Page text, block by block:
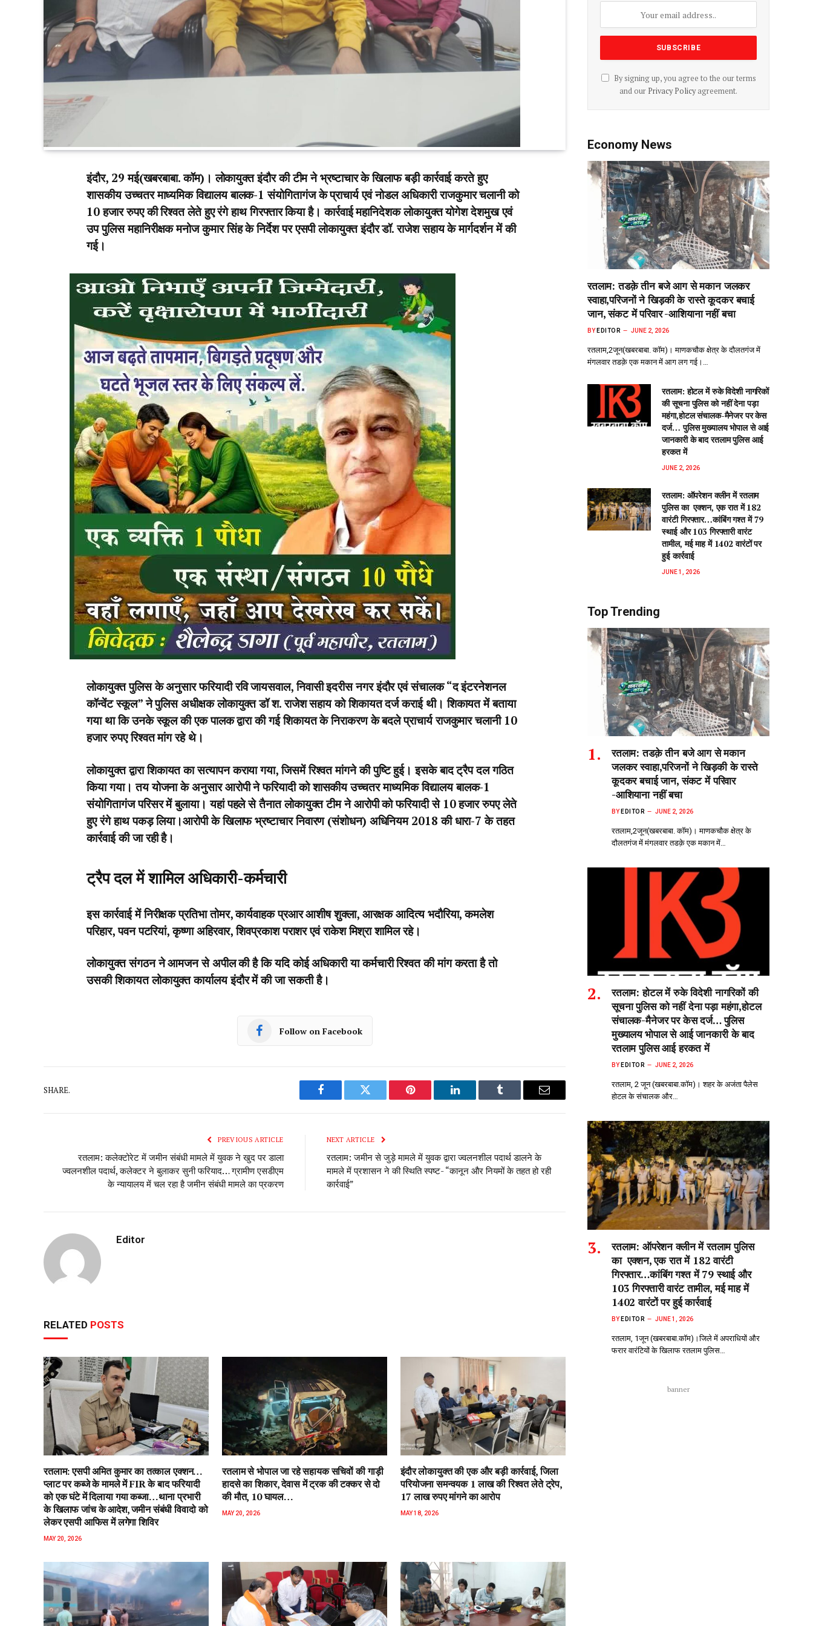
इंदौर, 29 मई(खबरबाबा. कॉम)। लोकायुक्त इंदौर की टीम ने भ्रष्टाचार के खिलाफ बड़ी कार्रवाई करते हुए
शासकीय उच्चतर माध्यमिक विद्यालय बालक-1 संयोगितागंज के प्राचार्य एवं नोडल अधिकारी राजकुमार चलानी को
10 हजार रुपए की रिश्वत लेते हुए रंगे हाथ गिरफ्तार किया है। कार्रवाई महानिदेशक लोकायुक्त योगेश देशमुख एवं
उप पुलिस महानिरीक्षक मनोज कुमार सिंह के निर्देश पर एसपी लोकायुक्त इंदौर डॉ. राजेश सहाय के मार्गदर्शन में की
गई।
लोकायुक्त पुलिस के अनुसार फरियादी रवि जायसवाल, निवासी इदरीस नगर इंदौर एवं संचालक “द इंटरनेशनल
कॉन्वेंट स्कूल” ने पुलिस अधीक्षक लोकायुक्त डॉ श. राजेश सहाय को शिकायत दर्ज कराई थी। शिकायत में बताया
गया था कि उनके स्कूल की एक पालक द्वारा की गई शिकायत के निराकरण के बदले प्राचार्य राजकुमार चलानी 10
हजार रुपए रिश्वत मांग रहे थे।
लोकायुक्त द्वारा शिकायत का सत्यापन कराया गया, जिसमें रिश्वत मांगने की पुष्टि हुई। इसके बाद ट्रैप दल गठित
किया गया। तय योजना के अनुसार आरोपी ने फरियादी को शासकीय उच्चतर माध्यमिक विद्यालय बालक-1
संयोगितागंज परिसर में बुलाया। यहां पहले से तैनात लोकायुक्त टीम ने आरोपी को फरियादी से 10 हजार रुपए लेते
हुए रंगे हाथ पकड़ लिया।आरोपी के खिलाफ भ्रष्टाचार निवारण (संशोधन) अधिनियम 2018 की धारा-7 के तहत
कार्रवाई की जा रही है।
ट्रैप दल में शामिल अधिकारी-कर्मचारी
इस कार्रवाई में निरीक्षक प्रतिभा तोमर, कार्यवाहक प्रआर आशीष शुक्ला, आरक्षक आदित्य भदौरिया, कमलेश
परिहार, पवन पटरियां, कृष्णा अहिरवार, शिवप्रकाश पराशर एवं राकेश मिश्रा शामिल रहे।
लोकायुक्त संगठन ने आमजन से अपील की है कि यदि कोई अधिकारी या कर्मचारी रिश्वत की मांग करता है तो
उसकी शिकायत लोकायुक्त कार्यालय इंदौर में की जा सकती है।
Follow on Facebook
SHARE.
Facebook Twitter Pinterest LinkedIn Tumblr Email
PREVIOUS ARTICLE
रतलाम: कलेक्टोरेट में जमीन संबंधी मामले में युवक ने खुद पर डाला
ज्वलनशील पदार्थ, कलेक्टर ने बुलाकर सुनी फरियाद… ग्रामीण एसडीएम
के न्यायालय में चल रहा है जमीन संबंधी मामले का प्रकरण
NEXT ARTICLE
रतलाम: जमीन से जुड़े मामले में युवक द्वारा ज्वलनशील पदार्थ डालने के
मामले में प्रशासन ने की स्थिति स्पष्ट- “कानून और नियमों के तहत हो‌ रही
कार्रवाई”
Editor
RELATED POSTS
रतलाम: एसपी अमित कुमार का तत्काल एक्शन…
प्लाट पर कब्जे के मामले में FIR के बाद‌ फरियादी
को एक घंटे में दिलाया गया कब्जा…थाना प्रभारी
के खिलाफ जांच के आदेश, जमीन संबंधी विवादो को
लेकर एसपी आफिस में लगेगा शिविर
MAY 20, 2026
रतलाम से भोपाल जा रहे सहायक सचिवों की गाड़ी
हादसे का शिकार, देवास में ट्रक की टक्कर से दो
की मौत, 10 घायल…
MAY 20, 2026
इंदौर लोकायुक्त की एक और बड़ी कार्रवाई, जिला
परियोजना समन्वयक 1 लाख की रिश्वत लेते ट्रेप,
17 लाख रुपए मांगने का आरोप
MAY 18, 2026
By signing up, you agree to the our terms
and our Privacy Policyagreement.
Economy News
रतलाम: तडक़े तीन बजे आग से मकान जलकर
स्वाहा,परिजनों ने खिड़की के रास्ते कूदकर बचाई
जान, संकट में परिवार -आशियाना नहीं बचा
BY EDITOR JUNE 2, 2026
रतलाम,2जून(खबरबाबा. कॉम)। माणकचौक क्षेत्र के दौलतगंज में
मंगलवार तडक़े एक मकान में आग लग गई।…
रतलाम: होटल में रुके विदेशी नागरिकों
की सूचना पुलिस को नहीं देना पड़ा
महंगा,होटल संचालक-मैनेजर पर केस
दर्ज… पुलिस मुख्यालय भोपाल से आई
जानकारी के बाद रतलाम पुलिस आई
हरकत में
JUNE 2, 2026
रतलाम: ऑपरेशन क्लीन‌ में रतलाम
पुलिस का एक्शन, एक रात में 182
वारंटी गिरफ्तार…कांबिंग गश्त में 79
स्थाई और 103 गिरफ्तारी वारंट
तामील, मई माह में 1402 वारंटों पर
हुई कार्रवाई
JUNE 1, 2026
Top Trending
रतलाम: तडक़े तीन बजे आग से मकान
जलकर स्वाहा,परिजनों ने खिड़की के रास्ते
कूदकर बचाई जान, संकट में परिवार
-आशियाना नहीं बचा
BY EDITOR JUNE 2, 2026
रतलाम,2जून(खबरबाबा. कॉम)। माणकचौक क्षेत्र के
दौलतगंज में मंगलवार तडक़े एक मकान में…
रतलाम: होटल में रुके विदेशी नागरिकों की
सूचना पुलिस को नहीं देना पड़ा महंगा,होटल
संचालक-मैनेजर पर केस दर्ज… पुलिस
मुख्यालय भोपाल से आई जानकारी के बाद
रतलाम पुलिस आई हरकत में
BY EDITOR JUNE 2, 2026
रतलाम, 2 जून (खबरबाबा.कॉम)। शहर के अजंता पैलेस
होटल के संचालक और…
रतलाम: ऑपरेशन क्लीन‌ में रतलाम पुलिस
का एक्शन, एक रात में 182 वारंटी
गिरफ्तार…कांबिंग गश्त में 79 स्थाई और
103 गिरफ्तारी वारंट तामील, मई माह में
1402 वारंटों पर हुई कार्रवाई
BY EDITOR JUNE 1, 2026
रतलाम, 1जून (खबरबाबा.कॉम)।जिले में अपराधियों और
फरार वारंटियों के खिलाफ रतलाम पुलिस…
banner